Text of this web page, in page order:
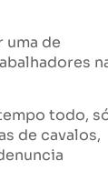
uma de
todo,
de cavalos,